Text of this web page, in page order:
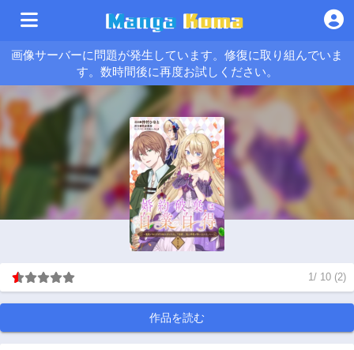
画像サーバーに問題が発生しています。修復に取り組んでいま
す。数時間後に再度お試しください。
1/ 10 (2)
作品を読む